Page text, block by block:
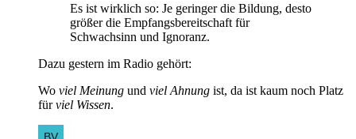
Es ist wirklich so: Je geringer die Bildung, desto
größer die Empfangsbereitschaft für
Schwachsinn und Ignoranz.
Dazu gestern im Radio gehört:
Wo viel Meinung und viel Ahnung ist, da ist kaum noch Platz
fürviel Wissen.